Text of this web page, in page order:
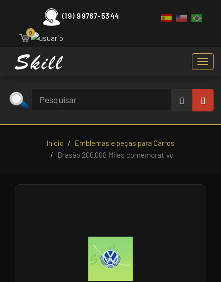
(19) 99767-5344
0
Início
Emblemas e peças para Carros
Brasão 200.000 Miles comemorativo